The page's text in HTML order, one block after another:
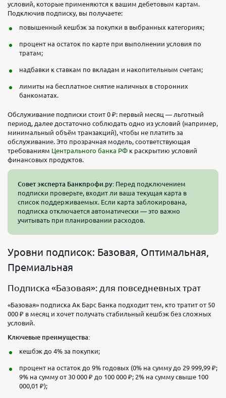
условий, которые применяются к вашим дебетовым картам.
Подключив подписку, вы получаете:
повышенный кешбэк за покупки в выбранных категориях;
процент на остаток по карте при выполнении условия по
тратам;
надбавки к ставкам по вкладам и накопительным счетам;
лимиты на бесплатное снятие наличных в сторонних
банкоматах.
Обслуживание подписки стоит 0 ₽: первый месяц — льготный
период, далее достаточно соблюдать одно из условий (например,
минимальный объём транзакций), чтобы не платить за
обслуживание. Это прозрачная модель, соответствующая
требованиям Центрального банка РФ к раскрытию условий
финансовых продуктов.
Совет эксперта Банкпрофи.ру: Перед подключением
подписки проверьте, входит ли ваша текущая карта в
список поддерживаемых. Если карта заблокирована,
подписка отключается автоматически — это важно
учитывать при планировании расходов.
Уровни подписок: Базовая, Оптимальная,
Премиальная
Подписка «Базовая»: для повседневных трат
«Базовая» подписка Ак Барс Банка подходит тем, кто тратит от 50
000 ₽ в месяц и хочет получать стабильный кешбэк без сложных
условий.
Ключевые преимущества:
кешбэк до 4% за покупки;
процент на остаток до 9% годовых (0% на сумму до 29 999,99 ₽;
9% на сумму от 30 000 ₽ до 100 000 ₽; 2% на сумму свыше 100
000,01 ₽);